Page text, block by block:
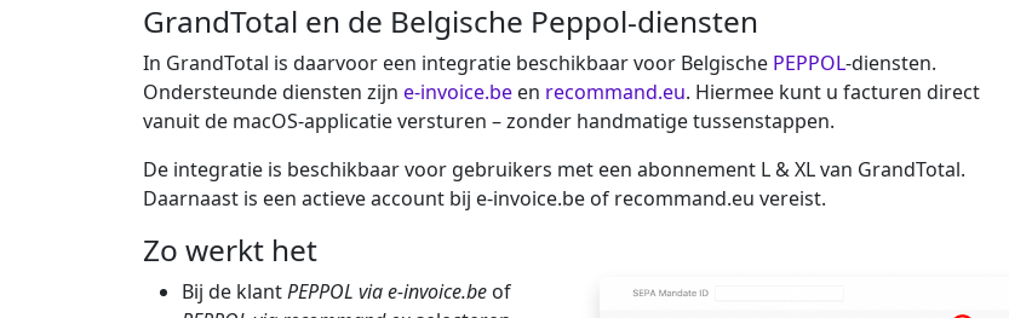
GrandTotal en de Belgische Peppol-diensten
In GrandTotal is daarvoor een integratie beschikbaar voor Belgische PEPPOL-diensten.
Ondersteunde diensten zijn e-invoice.be en recommand.eu. Hiermee kunt u facturen direct
vanuit de macOS-applicatie versturen – zonder handmatige tussenstappen.
De integratie is beschikbaar voor gebruikers met een abonnement L & XLvan GrandTotal.
Daarnaast is een actieve account bij e-invoice.be of recommand.eu vereist.
Zo werkt het
Bij de klantPEPPOL via e-invoice.be of